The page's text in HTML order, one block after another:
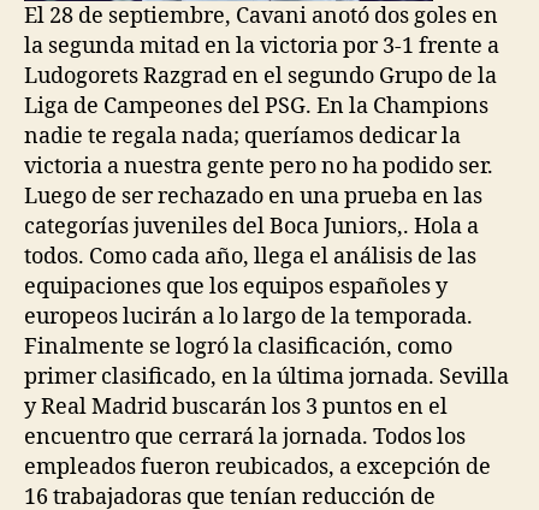
El 28 de septiembre, Cavani anotó dos goles en
la segunda mitad en la victoria por 3-1 frente a
Ludogorets Razgrad en el segundo Grupo de la
Liga de Campeones del PSG. En la Champions
nadie te regala nada; queríamos dedicar la
victoria a nuestra gente pero no ha podido ser.
Luego de ser rechazado en una prueba en las
categorías juveniles del Boca Juniors,. Hola a
todos. Como cada año, llega el análisis de las
equipaciones que los equipos españoles y
europeos lucirán a lo largo de la temporada.
Finalmente se logró la clasificación, como
primer clasificado, en la última jornada. Sevilla
y Real Madrid buscarán los 3 puntos en el
encuentro que cerrará la jornada. Todos los
empleados fueron reubicados, a excepción de
16 trabajadoras que tenían reducción de